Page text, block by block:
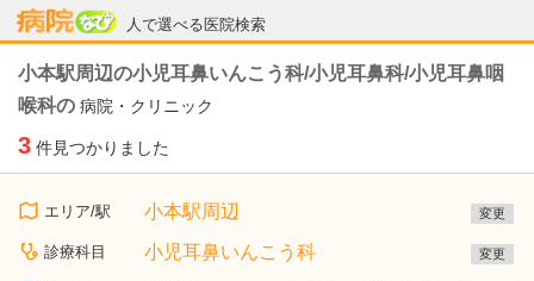
人で選べる医院検索
病院なび
小本駅周辺の小児耳鼻いんこう科/小児耳鼻科/小児耳鼻咽
喉科の 病院・クリニック
3 件見つかりました
エリア/駅 小本駅周辺 変更
診療科目 小児耳鼻いんこう科 変更